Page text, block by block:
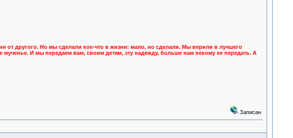
от другого. Но мы сделали кое-что в жизни: мало, но сделали. Мы верили в лучшего
И мы передаем вам, своим детям, эту надежду, больше нам некому ее передать. А
Записан